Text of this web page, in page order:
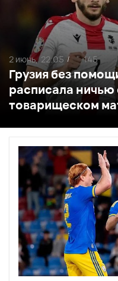
Грузия без
расписала
товарищеском
2 июнь, 22:05 / 145